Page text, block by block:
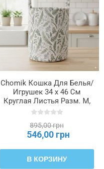
Chomik Кошка Для Белья/
Игрушек 34 x 46 См
Круглая Листья Разм. M,
NIZ4960
895,00 грн
546,00 грн
В КОРЗИНУ